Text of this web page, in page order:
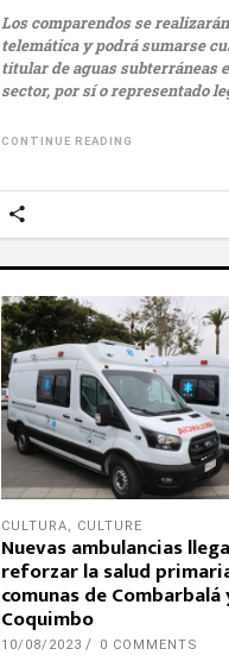
Los comparendos se
telemática y podrá sumarse
titular de aguas subterráneas
sector, por sí o representado
CONTINUE READING
CULTURA, CULTURE
Nuevas ambulancias
reforzar la salud
comunas de Combarbalá
Coquimbo
10/08/2023 0 COMMENTS